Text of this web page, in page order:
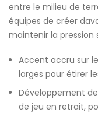
entre le milieu de
équipes de créer
maintenir la pression
Accent accru sur
larges pour étirer
Développement
de jeu en retrait,